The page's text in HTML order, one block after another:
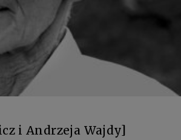
i Andrzeja Wajdy]